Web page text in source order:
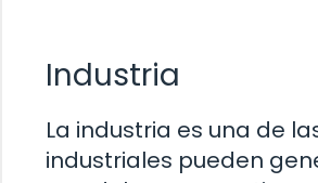
Industria
La industria es una de
industriales pueden